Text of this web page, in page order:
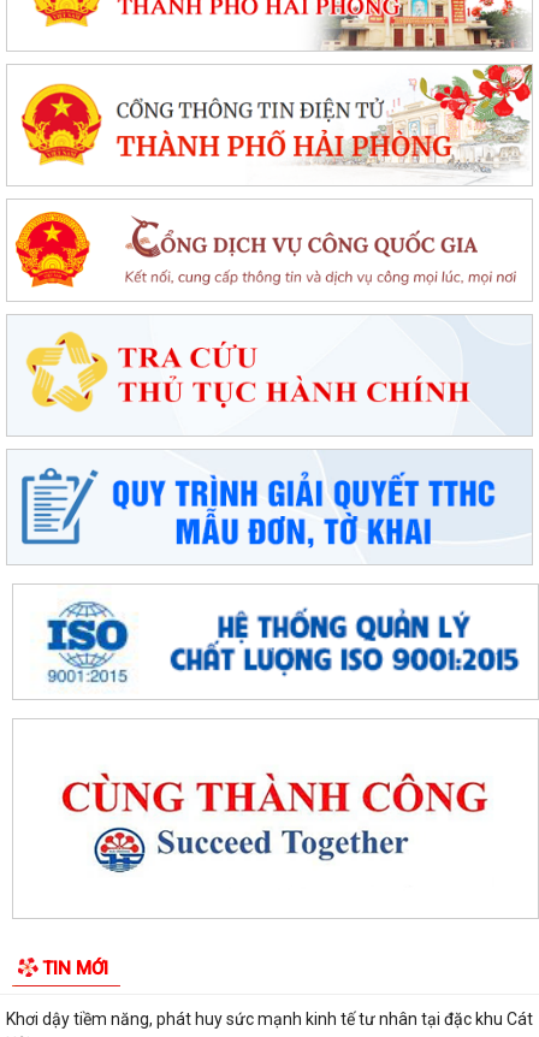
TIN MỚI
Chung kết toàn quốc Hội thi lực lượng tham gia bảo vệ an ninh, trật tự
ở cơ sở giỏi lần thứ I tại...
Đặc khu Cát Hải đẩy mạnh cải cách hành chính, nâng cao chất lượng
Thông báo tuyển sinh trình độ trung cấp, cao đẳng năm 2026 của
Trường Cao đẳng Kỹ thuật Hải Phòng
Tổ đại biểu số 09 HĐND thành phố Hải Phòng tiếp xúc cử tri sau Kỳ họp
dụng điện giai đoạn 2026 - 2035
Khơi dậy tiềm năng, phát huy sức mạnh kinh tế tư nhân tại đặc khu Cát